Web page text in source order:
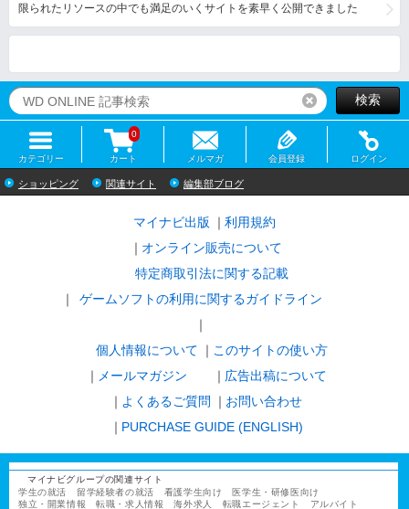
限られたリソースの中でも満足のいくサイトを素早く公開できました
リセット検索
カテゴリー カート
0
メルマガ 会員登録 ログイン
ショッピング 関連サイト 編集部ブログ
マイナビ出版
利用規約
オンライン販売について
特定商取引法に関する記載
ゲームソフトの利用に関するガイドライン
｜
個人情報について
このサイトの使い方
メールマガジン
広告出稿について
よくあるご質問
お問い合わせ
PURCHASE GUIDE (ENGLISH)
マイナビグループの関連サイト
学生の就活
留学経験者の就活 看護学生向け
医学生・研修医向け
独立・開業情報
転職・求人情報 海外求人 転職エージェント アルバイト